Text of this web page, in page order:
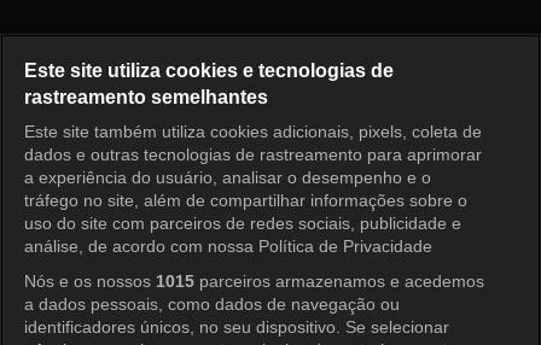
Entrar
Este site utiliza cookies e tecnologias de
rastreamento semelhantes
Este site também utiliza cookies adicionais, pixels, coleta de
dados e outras tecnologias de rastreamento para aprimorar
a experiência do usuário, analisar o desempenho e o
tráfego no site, além de compartilhar informações sobre o
uso do site com parceiros de redes sociais, publicidade e
análise, de acordo com nossa Política de Privacidade
Nós e os nossos 1015 parceiros armazenamos e acedemos
a dados pessoais, como dados de navegação ou
identificadores únicos, no seu dispositivo. Se selecionar